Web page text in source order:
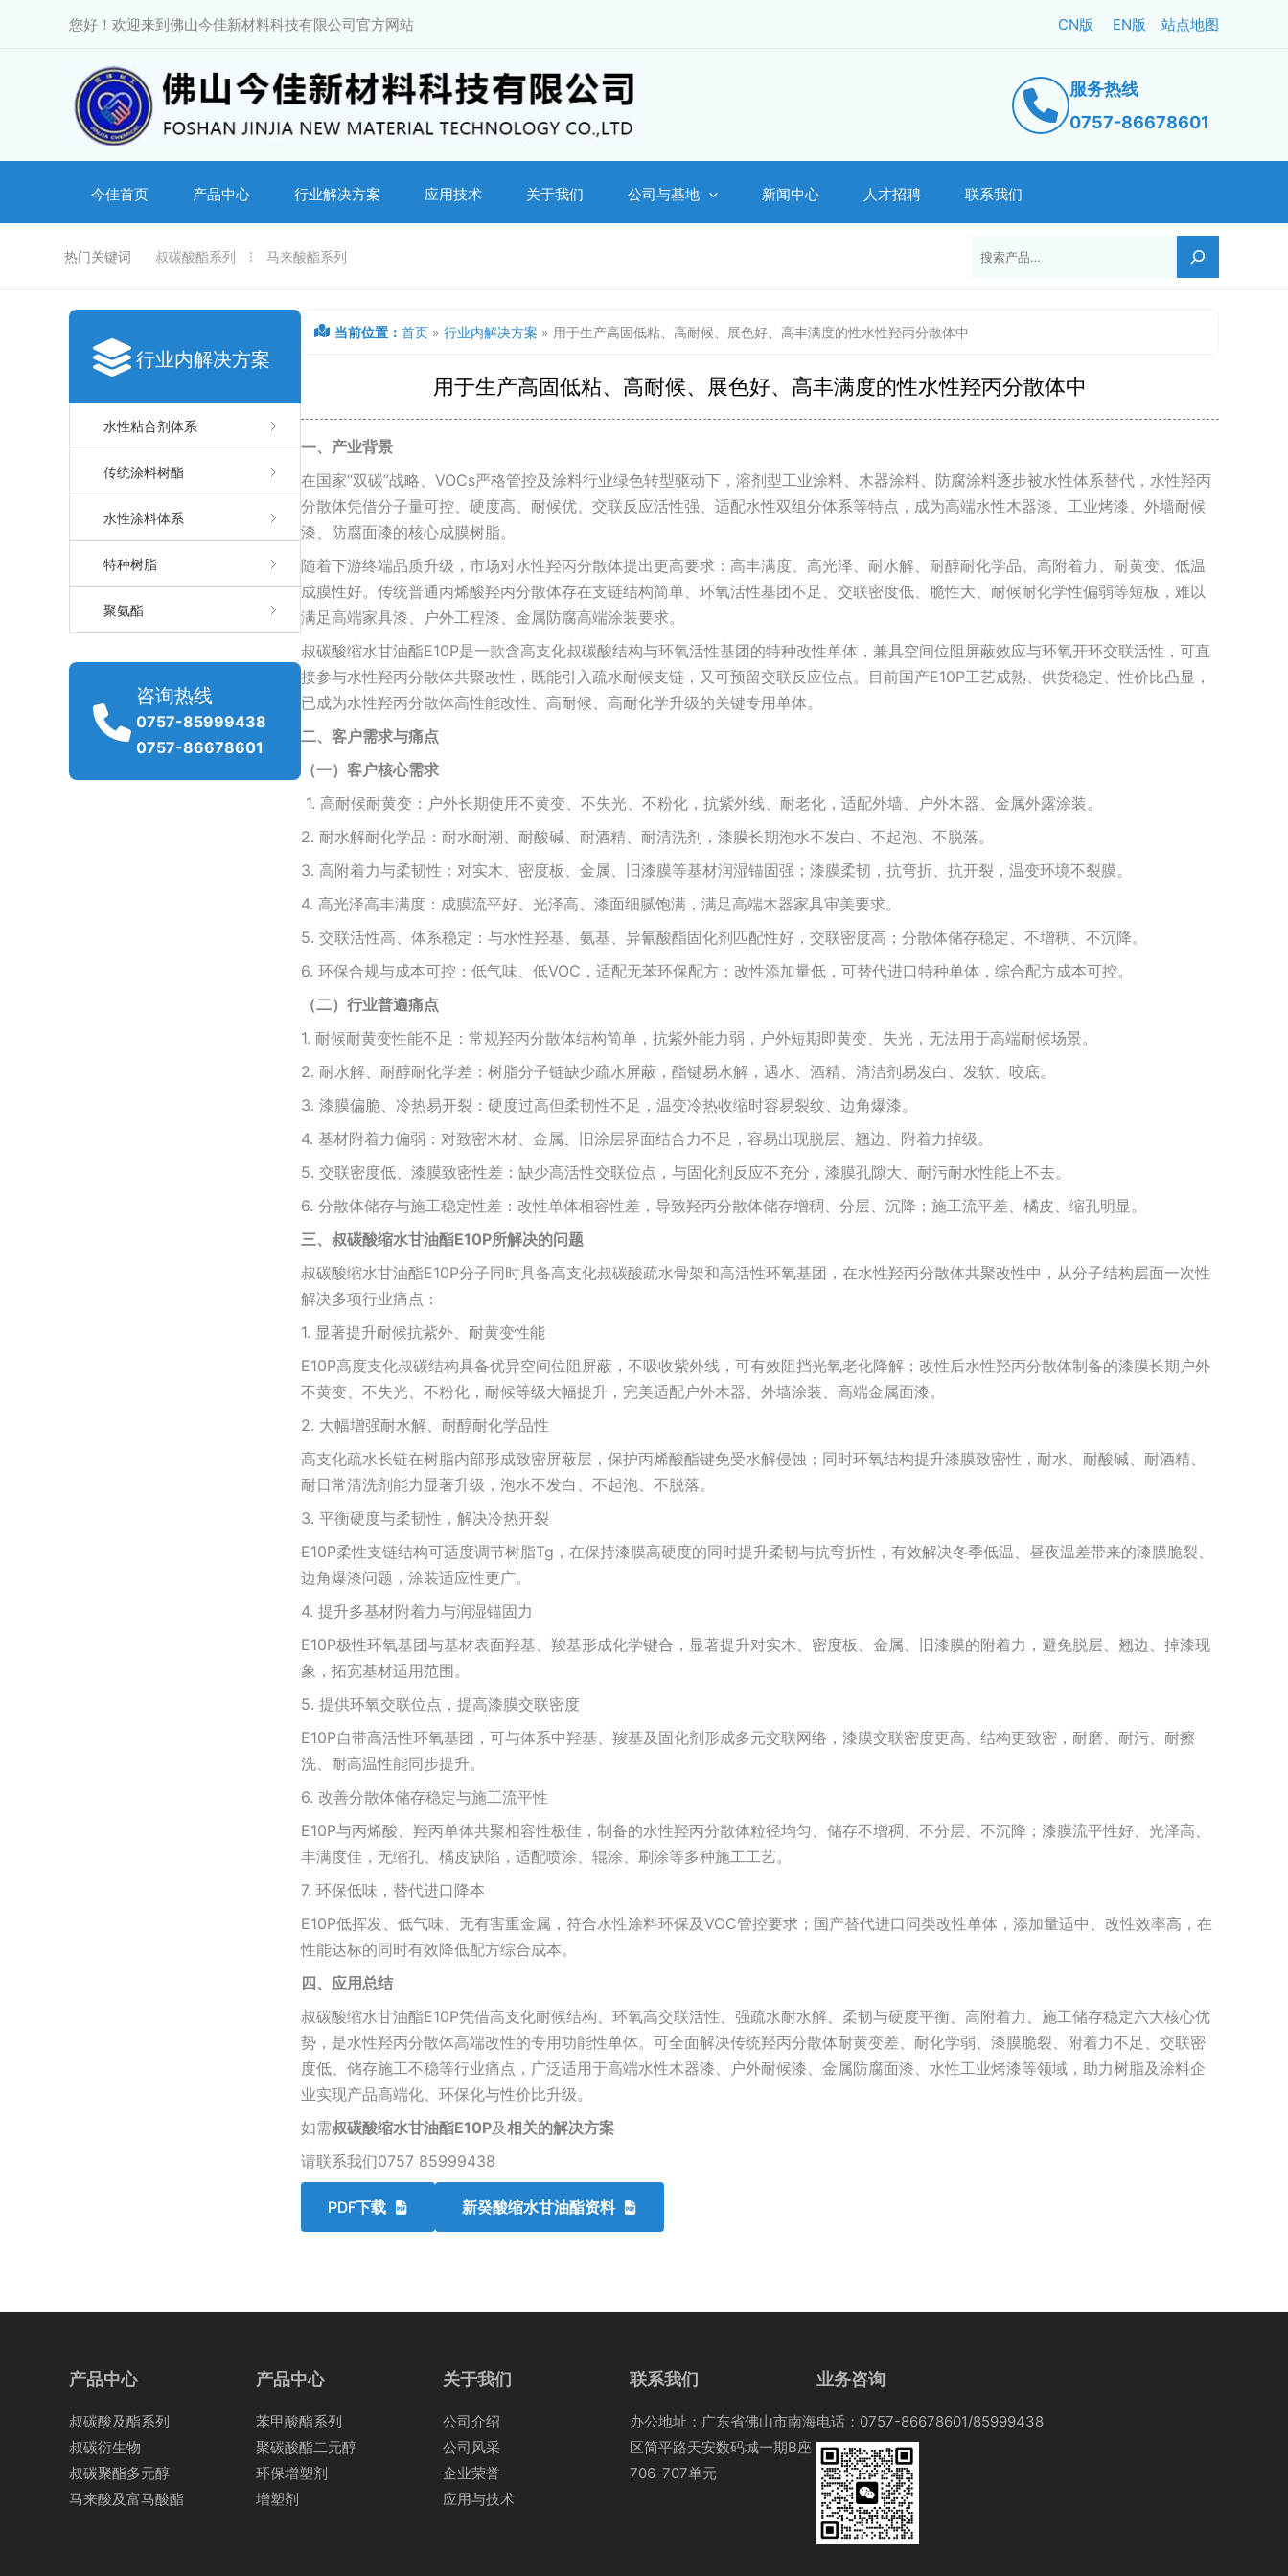
您好！欢迎来到佛山今佳新材料科技有限公司官方网站 CN版 EN版 站点地图
服务热线
0757-86678601
今佳首页 产品中心 行业解决方案 应用技术 关于我们 公司与基地 新闻中心 人才招聘 联系我们
热门关键词 叔碳酸酯系列 马来酸酯系列 搜索
行业内解决方案
水性粘合剂体系
传统涂料树酯
水性涂料体系
特种树脂
聚氨酯
咨询热线
0757-85999438
0757-86678601
当前位置： 首页 » 行业内解决方案 » 用于生产高固低粘、高耐候、展色好、高丰满度的性水性羟丙分散体中
用于生产高固低粘、高耐候、展色好、高丰满度的性水性羟丙分散体中
一、产业背景
在国家“双碳”战略、VOCs严格管控及涂料行业绿色转型驱动下，溶剂型工业涂料、木器涂料、防腐涂料逐步被水性体系替代，水性羟丙
分散体凭借分子量可控、硬度高、耐候优、交联反应活性强、适配水性双组分体系等特点，成为高端水性木器漆、工业烤漆、外墙耐候
漆、防腐面漆的核心成膜树脂。
随着下游终端品质升级，市场对水性羟丙分散体提出更高要求：高丰满度、高光泽、耐水解、耐醇耐化学品、高附着力、耐黄变、低温
成膜性好。传统普通丙烯酸羟丙分散体存在支链结构简单、环氧活性基团不足、交联密度低、脆性大、耐候耐化学性偏弱等短板，难以
满足高端家具漆、户外工程漆、金属防腐高端涂装要求。
叔碳酸缩水甘油酯E10P是一款含高支化叔碳酸结构与环氧活性基团的特种改性单体，兼具空间位阻屏蔽效应与环氧开环交联活性，可直
接参与水性羟丙分散体共聚改性，既能引入疏水耐候支链，又可预留交联反应位点。目前国产E10P工艺成熟、供货稳定、性价比凸显，
已成为水性羟丙分散体高性能改性、高耐候、高耐化学升级的关键专用单体。
二、客户需求与痛点
（一）客户核心需求
1. 高耐候耐黄变：户外长期使用不黄变、不失光、不粉化，抗紫外线、耐老化，适配外墙、户外木器、金属外露涂装。
2. 耐水解耐化学品：耐水耐潮、耐酸碱、耐酒精、耐清洗剂，漆膜长期泡水不发白、不起泡、不脱落。
3. 高附着力与柔韧性：对实木、密度板、金属、旧漆膜等基材润湿锚固强；漆膜柔韧，抗弯折、抗开裂，温变环境不裂膜。
4. 高光泽高丰满度：成膜流平好、光泽高、漆面细腻饱满，满足高端木器家具审美要求。
5. 交联活性高、体系稳定：与水性羟基、氨基、异氰酸酯固化剂匹配性好，交联密度高；分散体储存稳定、不增稠、不沉降。
6. 环保合规与成本可控：低气味、低VOC，适配无苯环保配方；改性添加量低，可替代进口特种单体，综合配方成本可控。
（二）行业普遍痛点
1. 耐候耐黄变性能不足：常规羟丙分散体结构简单，抗紫外能力弱，户外短期即黄变、失光，无法用于高端耐候场景。
2. 耐水解、耐醇耐化学差：树脂分子链缺少疏水屏蔽，酯键易水解，遇水、酒精、清洁剂易发白、发软、咬底。
3. 漆膜偏脆、冷热易开裂：硬度过高但柔韧性不足，温变冷热收缩时容易裂纹、边角爆漆。
4. 基材附着力偏弱：对致密木材、金属、旧涂层界面结合力不足，容易出现脱层、翘边、附着力掉级。
5. 交联密度低、漆膜致密性差：缺少高活性交联位点，与固化剂反应不充分，漆膜孔隙大、耐污耐水性能上不去。
6. 分散体储存与施工稳定性差：改性单体相容性差，导致羟丙分散体储存增稠、分层、沉降；施工流平差、橘皮、缩孔明显。
三、叔碳酸缩水甘油酯E10P所解决的问题
叔碳酸缩水甘油酯E10P分子同时具备高支化叔碳酸疏水骨架和高活性环氧基团，在水性羟丙分散体共聚改性中，从分子结构层面一次性
解决多项行业痛点：
1. 显著提升耐候抗紫外、耐黄变性能
E10P高度支化叔碳结构具备优异空间位阻屏蔽，不吸收紫外线，可有效阻挡光氧老化降解；改性后水性羟丙分散体制备的漆膜长期户外
不黄变、不失光、不粉化，耐候等级大幅提升，完美适配户外木器、外墙涂装、高端金属面漆。
2. 大幅增强耐水解、耐醇耐化学品性
高支化疏水长链在树脂内部形成致密屏蔽层，保护丙烯酸酯键免受水解侵蚀；同时环氧结构提升漆膜致密性，耐水、耐酸碱、耐酒精、
耐日常清洗剂能力显著升级，泡水不发白、不起泡、不脱落。
3. 平衡硬度与柔韧性，解决冷热开裂
E10P柔性支链结构可适度调节树脂Tg，在保持漆膜高硬度的同时提升柔韧与抗弯折性，有效解决冬季低温、昼夜温差带来的漆膜脆裂、
边角爆漆问题，涂装适应性更广。
4. 提升多基材附着力与润湿锚固力
E10P极性环氧基团与基材表面羟基、羧基形成化学键合，显著提升对实木、密度板、金属、旧漆膜的附着力，避免脱层、翘边、掉漆现
象，拓宽基材适用范围。
5. 提供环氧交联位点，提高漆膜交联密度
E10P自带高活性环氧基团，可与体系中羟基、羧基及固化剂形成多元交联网络，漆膜交联密度更高、结构更致密，耐磨、耐污、耐擦
洗、耐高温性能同步提升。
6. 改善分散体储存稳定与施工流平性
E10P与丙烯酸、羟丙单体共聚相容性极佳，制备的水性羟丙分散体粒径均匀、储存不增稠、不分层、不沉降；漆膜流平性好、光泽高、
丰满度佳，无缩孔、橘皮缺陷，适配喷涂、辊涂、刷涂等多种施工工艺。
7. 环保低味，替代进口降本
E10P低挥发、低气味、无有害重金属，符合水性涂料环保及VOC管控要求；国产替代进口同类改性单体，添加量适中、改性效率高，在
性能达标的同时有效降低配方综合成本。
四、应用总结
叔碳酸缩水甘油酯E10P凭借高支化耐候结构、环氧高交联活性、强疏水耐水解、柔韧与硬度平衡、高附着力、施工储存稳定六大核心优
势，是水性羟丙分散体高端改性的专用功能性单体。可全面解决传统羟丙分散体耐黄变差、耐化学弱、漆膜脆裂、附着力不足、交联密
度低、储存施工不稳等行业痛点，广泛适用于高端水性木器漆、户外耐候漆、金属防腐面漆、水性工业烤漆等领域，助力树脂及涂料企
业实现产品高端化、环保化与性价比升级。
如需叔碳酸缩水甘油酯E10P及相关的解决方案
请联系我们0757 85999438
PDF下载 新癸酸缩水甘油酯资料
产品中心
叔碳酸及酯系列
叔碳衍生物
叔碳聚酯多元醇
马来酸及富马酸酯
产品中心
苯甲酸酯系列
聚碳酸酯二元醇
环保增塑剂
增塑剂
关于我们
公司介绍
公司风采
企业荣誉
应用与技术
联系我们
办公地址：广东省佛山市南海
区简平路天安数码城一期B座
706-707单元
业务咨询
电话：0757-86678601/85999438